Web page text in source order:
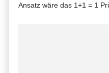
Ansatz wäre das 1+1 = 1